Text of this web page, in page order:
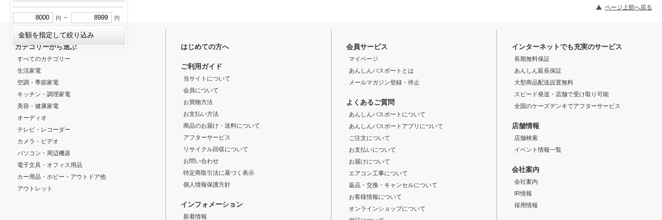
円 ～ 円
ページ上部へ戻る
カテゴリーから選ぶ
すべてのカテゴリー
生活家電
空調・季節家電
キッチン・調理家電
美容・健康家電
オーディオ
テレビ・レコーダー
カメラ・ビデオ
パソコン・周辺機器
電子文具・オフィス用品
カー用品・ホビー・アウトドア他
アウトレット
はじめての方へ
ご利用ガイド
当サイトについて
会員について
お買物方法
お支払い方法
商品のお届け・送料について
アフターサービス
リサイクル回収について
お問い合わせ
特定商取引法に基づく表示
個人情報保護方針
インフォメーション
新着情報
会員サービス
マイページ
あんしんパスポートとは
メールマガジン登録・停止
よくあるご質問
あんしんパスポートについて
あんしんパスポートアプリについて
ご注文について
お支払いについて
お届けについて
エアコン工事について
返品・交換・キャンセルについて
お客様情報について
オンラインショップについて
インターネットでも充実のサービス
長期無料保証
あんしん延長保証
大型商品配送設置無料
スピード発送・店舗で受け取り可能
全国のケーズデンキでアフターサービス
店舗情報
店舗検索
イベント情報一覧
会社案内
会社案内
IR情報
採用情報